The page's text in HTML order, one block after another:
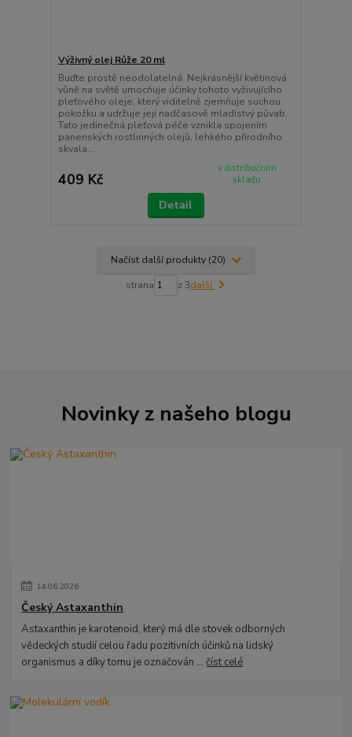
Výživný olej Růže 20 ml
Buďte prostě neodolatelná. Nejkrásnější květinová
vůně na světě umocňuje účinky tohoto vyživujícího
pleťového oleje, který viditelně zjemňuje suchou
pokožku a udržuje její nadčasově mladistvý půvab.
Tato jedinečná pleťová péče vznikla spojením
panenských rostlinných olejů, lehkého přírodního
skvala...
409 Kč
v distribučním
skladu
Detail
Načíst další produkty (20)
strana z 3další
Novinky z našeho blogu
14.06.2026
Český Astaxanthin
Astaxanthin je karotenoid, který má dle stovek odborných
vědeckých studií celou řadu pozitivních účinků na lidský
organismus a díky tomu je označován ...číst celé